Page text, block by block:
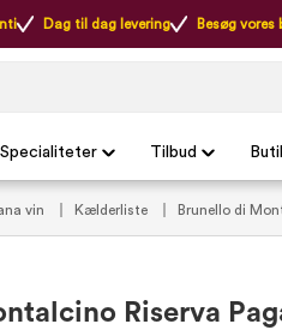
Dag til dag levering Besøg vores
Specialiteter Tilbud
vin Kælderliste Brunello di
Riserva